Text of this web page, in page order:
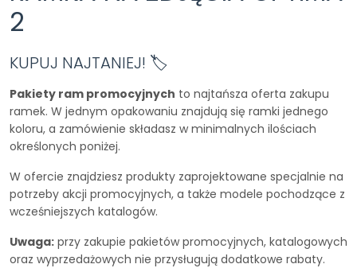
2
KUPUJ NAJTANIEJ! 🏷️
Pakiety ram promocyjnych to najtańsza oferta zakupu
ramek. W jednym opakowaniu znajdują się ramki jednego
koloru, a zamówienie składasz w minimalnych ilościach
określonych poniżej.
W ofercie znajdziesz produkty zaprojektowane specjalnie na
potrzeby akcji promocyjnych, a także modele pochodzące z
wcześniejszych katalogów.
Uwaga: przy zakupie pakietów promocyjnych, katalogowych
oraz wyprzedażowych nie przysługują dodatkowe rabaty.